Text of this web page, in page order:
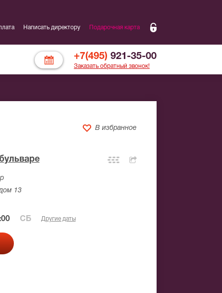
Написать директору Подарочная карта
+7(495) 921-35-00
Заказать обратный звонок!
В избранное
13
СБ Другие даты